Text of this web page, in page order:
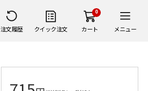
注文履歴 クイック注文
0
カート メニュー